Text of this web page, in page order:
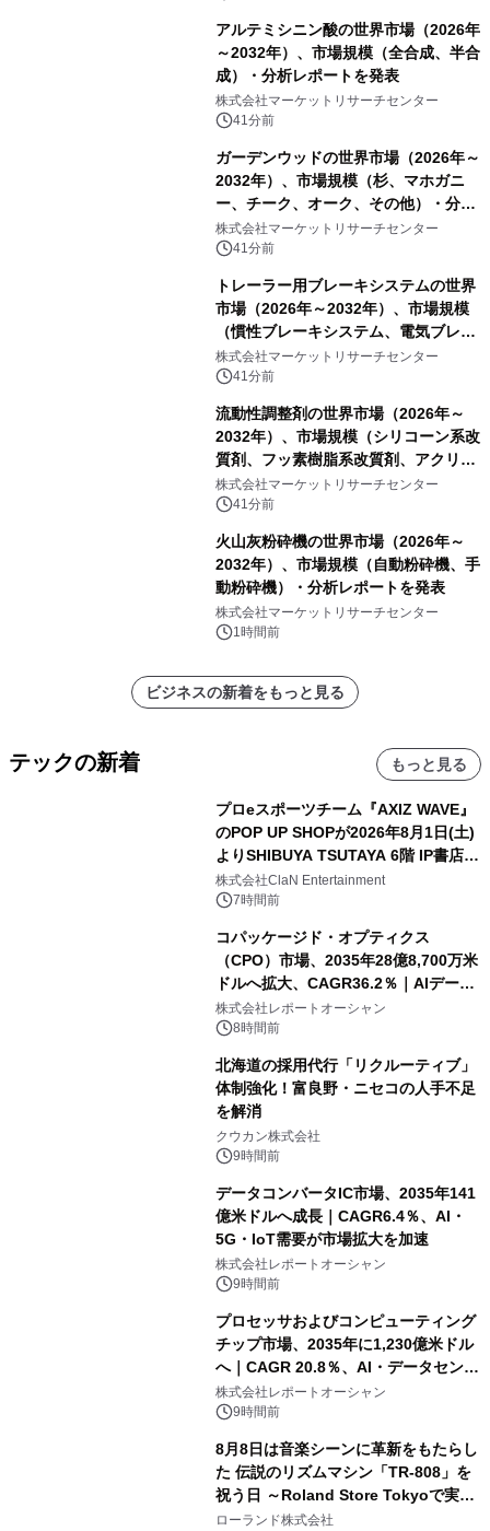
アルテミシニン酸の世界市場（2026年
～2032年）、市場規模（全合成、半合
成）・分析レポートを発表
株式会社マーケットリサーチセンター
41分前
ガーデンウッドの世界市場（2026年～
2032年）、市場規模（杉、マホガニ
ー、チーク、オーク、その他）・分析
レポートを発表
株式会社マーケットリサーチセンター
41分前
トレーラー用ブレーキシステムの世界
市場（2026年～2032年）、市場規模
（慣性ブレーキシステム、電気ブレー
キシステム、その他）・分析レポート
を発表
株式会社マーケットリサーチセンター
41分前
流動性調整剤の世界市場（2026年～
2032年）、市場規模（シリコーン系改
質剤、フッ素樹脂系改質剤、アクリル
系改質剤、ポリウレタン系改質剤、ワ
ックス系改質剤）・分析レポートを発
株式会社マーケットリサーチセンター
41分前
火山灰粉砕機の世界市場（2026年～
2032年）、市場規模（自動粉砕機、手
動粉砕機）・分析レポートを発表
株式会社マーケットリサーチセンター
1時間前
ビジネスの新着をもっと見る
テックの新着 もっと見る
プロeスポーツチーム『AXIZ WAVE』
のPOP UP SHOPが2026年8月1日(土)
よりSHIBUYA TSUTAYA 6階 IP書店で
開催決定！！
株式会社ClaN Entertainment
7時間前
コパッケージド・オプティクス
（CPO）市場、2035年28億8,700万米
ドルへ拡大、CAGR36.2％｜AIデータ
センター・高速光通信需要が成長を加
速
株式会社レポートオーシャン
8時間前
北海道の採用代行「リクルーティブ」
体制強化！富良野・ニセコの人手不足
を解消
クウカン株式会社
9時間前
データコンバータIC市場、2035年141
億米ドルへ成長｜CAGR6.4％、AI・
5G・IoT需要が市場拡大を加速
株式会社レポートオーシャン
9時間前
プロセッサおよびコンピューティング
チップ市場、2035年に1,230億米ドル
へ｜CAGR 20.8％、AI・データセンタ
ー需要が成長を牽引
株式会社レポートオーシャン
9時間前
8月8日は音楽シーンに革新をもたらし
た 伝説のリズムマシン「TR-808」を
祝う日 ～Roland Store Tokyoで実機
を展示しての 記念キャンペーンを開
ローランド株式会社